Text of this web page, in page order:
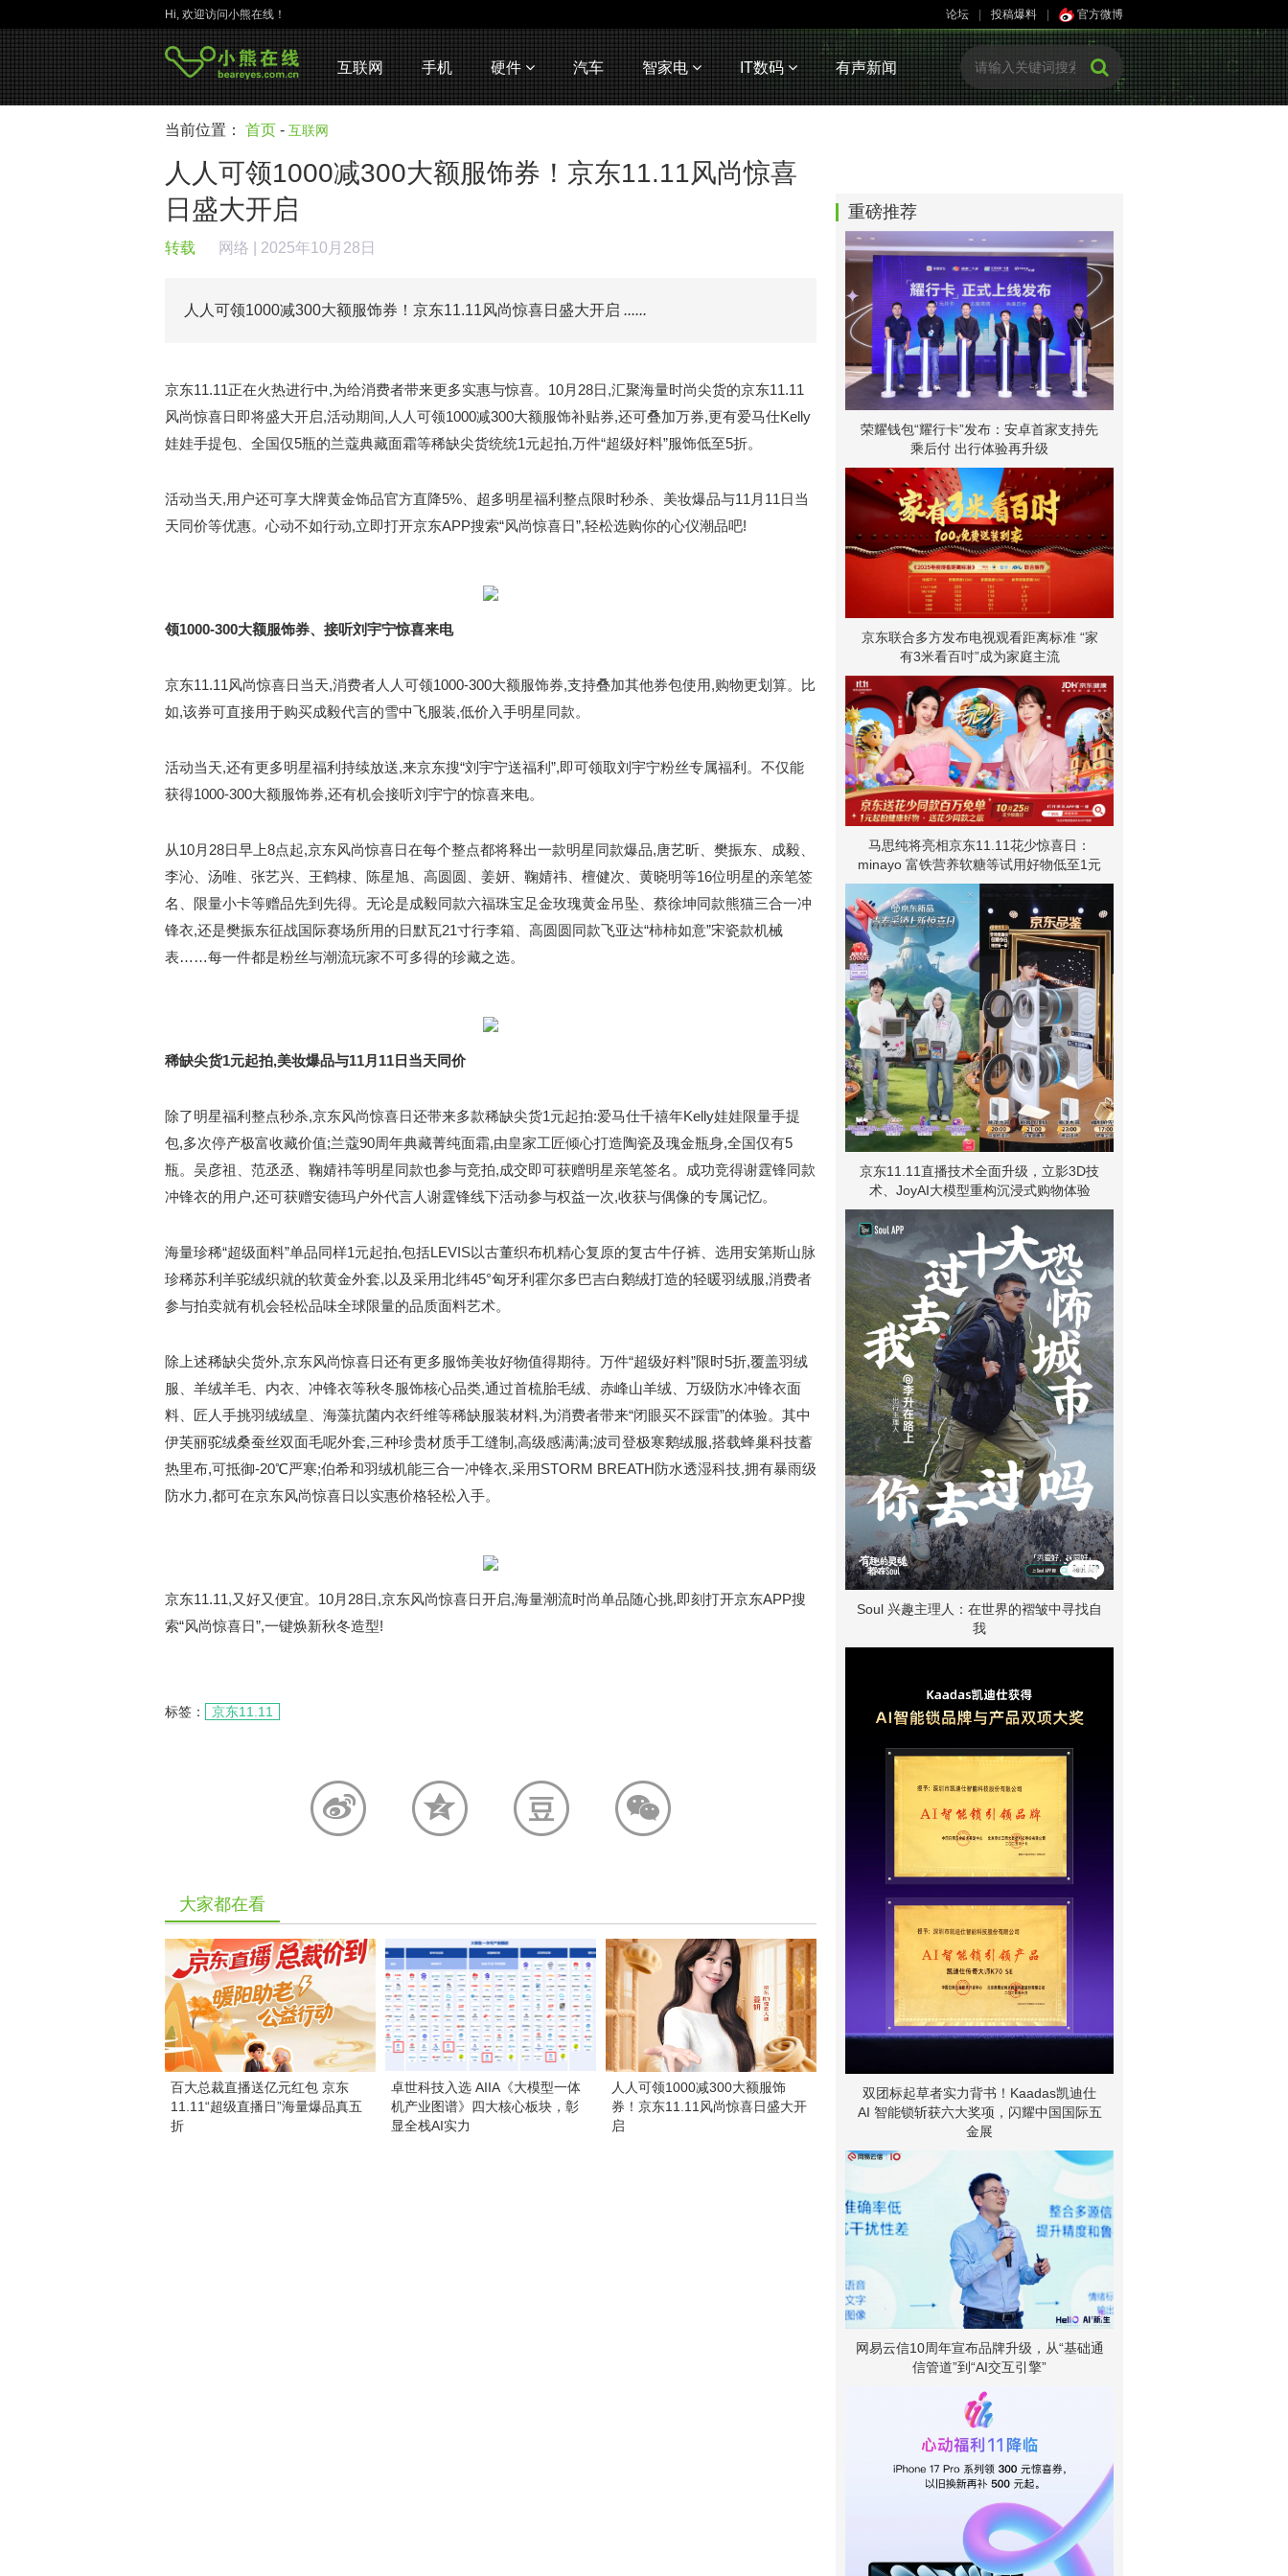
Hi, 欢迎访问小熊在线！ 论坛 投稿爆料 官方微博
互联网 手机 硬件 汽车 智家电 IT数码 有声新闻
当前位置： 首页 - 互联网
人人可领1000减300大额服饰券！京东11.11风尚惊喜
日盛大开启
转载 网络 | 2025年10月28日
人人可领1000减300大额服饰券！京东11.11风尚惊喜日盛大开启 ......
京东11.11正在火热进行中,为给消费者带来更多实惠与惊喜。10月28日,汇聚海量时尚尖货的京东11.11
风尚惊喜日即将盛大开启,活动期间,人人可领1000减300大额服饰补贴券,还可叠加万券,更有爱马仕Kelly
娃娃手提包、全国仅5瓶的兰蔻典藏面霜等稀缺尖货统统1元起拍,万件“超级好料”服饰低至5折。
活动当天,用户还可享大牌黄金饰品官方直降5%、超多明星福利整点限时秒杀、美妆爆品与11月11日当
天同价等优惠。心动不如行动,立即打开京东APP搜索“风尚惊喜日”,轻松选购你的心仪潮品吧!
领1000-300大额服饰券、接听刘宇宁惊喜来电
京东11.11风尚惊喜日当天,消费者人人可领1000-300大额服饰券,支持叠加其他券包使用,购物更划算。比
如,该券可直接用于购买成毅代言的雪中飞服装,低价入手明星同款。
活动当天,还有更多明星福利持续放送,来京东搜“刘宇宁送福利”,即可领取刘宇宁粉丝专属福利。不仅能
获得1000-300大额服饰券,还有机会接听刘宇宁的惊喜来电。
从10月28日早上8点起,京东风尚惊喜日在每个整点都将释出一款明星同款爆品,唐艺昕、樊振东、成毅、
李沁、汤唯、张艺兴、王鹤棣、陈星旭、高圆圆、姜妍、鞠婧祎、檀健次、黄晓明等16位明星的亲笔签
名、限量小卡等赠品先到先得。无论是成毅同款六福珠宝足金玫瑰黄金吊坠、蔡徐坤同款熊猫三合一冲
锋衣,还是樊振东征战国际赛场所用的日默瓦21寸行李箱、高圆圆同款飞亚达“柿柿如意”宋瓷款机械
表……每一件都是粉丝与潮流玩家不可多得的珍藏之选。
稀缺尖货1元起拍,美妆爆品与11月 11 日当天同价
除了明星福利整点秒杀,京东风尚惊喜日还带来多款稀缺尖货1元起拍:爱马仕千禧年Kelly娃娃限量手提
包,多次停产极富收藏价值;兰蔻90周年典藏菁纯面霜,由皇家工匠倾心打造陶瓷及瑰金瓶身,全国仅有5
瓶。吴彦祖、范丞丞、鞠婧祎等明星同款也参与竞拍,成交即可获赠明星亲笔签名。成功竞得谢霆锋同款
冲锋衣的用户,还可获赠安德玛户外代言人谢霆锋线下活动参与权益一次,收获与偶像的专属记忆。
海量珍稀“超级面料”单品同样1元起拍,包括LEVIS以古董织布机精心复原的复古牛仔裤、选用安第斯山脉
珍稀苏利羊驼绒织就的软黄金外套,以及采用北纬45°匈牙利霍尔多巴吉白鹅绒打造的轻暖羽绒服,消费者
参与拍卖就有机会轻松品味全球限量的品质面料艺术。
除上述稀缺尖货外,京东风尚惊喜日还有更多服饰美妆好物值得期待。万件“超级好料”限时5折,覆盖羽绒
服、羊绒羊毛、内衣、冲锋衣等秋冬服饰核心品类,通过首梳胎毛绒、赤峰山羊绒、万级防水冲锋衣面
料、匠人手挑羽绒绒皇、海藻抗菌内衣纤维等稀缺服装材料,为消费者带来“闭眼买不踩雷”的体验。其中
伊芙丽驼绒桑蚕丝双面毛呢外套,三种珍贵材质手工缝制,高级感满满;波司登极寒鹅绒服,搭载蜂巢科技蓄
热里布,可抵御-20℃严寒;伯希和羽绒机能三合一冲锋衣,采用STORM BREATH防水透湿科技,拥有暴雨级
防水力,都可在京东风尚惊喜日以实惠价格轻松入手。
京东11.11,又好又便宜。10月28日,京东风尚惊喜日开启,海量潮流时尚单品随心挑,即刻打开京东APP搜
索“风尚惊喜日”,一键焕新秋冬造型!
标签： 京东11.11
大家都在看
百大总裁直播送亿元红包 京东
11.11“超级直播日”海量爆品真五
折
卓世科技入选 AIIA《大模型一体
机产业图谱》四大核心板块，彰
显全栈AI实力
人人可领1000减300大额服饰
券！京东11.11风尚惊喜日盛大开
启
重磅推荐
荣耀钱包“耀行卡”发布：安卓首家支持先
乘后付 出行体验再升级
京东联合多方发布电视观看距离标准 “家
有3米看百吋”成为家庭主流
马思纯将亮相京东11.11花少惊喜日：
minayo 富铁营养软糖等试用好物低至1元
京东11.11直播技术全面升级，立影3D技
术、JoyAI大模型重构沉浸式购物体验
Soul 兴趣主理人：在世界的褶皱中寻找自
我
双团标起草者实力背书！Kaadas凯迪仕
AI 智能锁斩获六大奖项，闪耀中国国际五
金展
网易云信10周年宣布品牌升级，从“基础通
信管道”到“AI交互引擎”